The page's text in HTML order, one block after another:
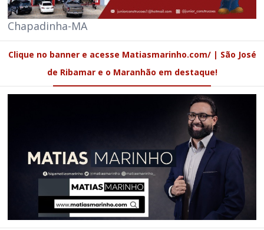
Chapadinha-MA
Clique no banner e acesse Matiasmarinho.com/ | São José
de Ribamar e o Maranhão em destaque!